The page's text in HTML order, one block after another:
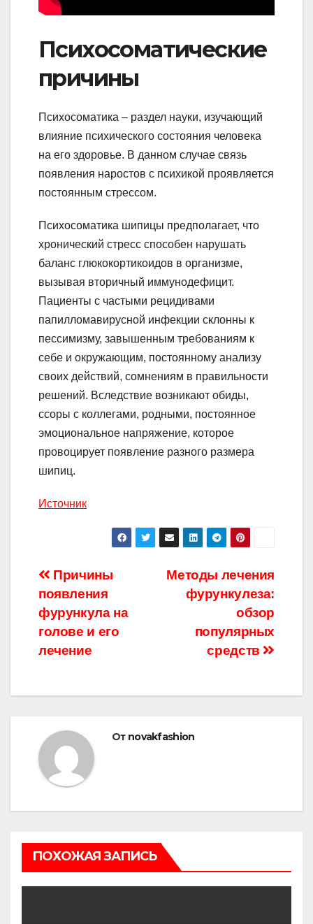
Психосоматические
причины
Психосоматика – раздел науки, изучающий
влияние психического состояния человека
на его здоровье. В данном случае связь
появления наростов с психикой проявляется
постоянным стрессом.
Психосоматика шипицы предполагает, что
хронический стресс способен нарушать
баланс глюкокортикоидов в организме,
вызывая вторичный иммунодефицит.
Пациенты с частыми рецидивами
папилломавирусной инфекции склонны к
пессимизму, завышенным требованиям к
себе и окружающим, постоянному анализу
своих действий, сомнениям в правильности
решений. Вследствие возникают обиды,
ссоры с коллегами, родными, постоянное
эмоциональное напряжение, которое
провоцирует появление разного размера
шипиц.
Источник
Навигация
по
записям
Методы лечения
фурункулеза:
обзор
популярных
средств
Причины
появления
фурункула на
голове и его
лечение
От novakfashion
ПОХОЖАЯ ЗАПИСЬ